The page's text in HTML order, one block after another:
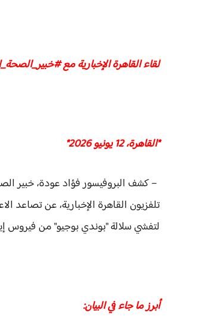
لقاء القاهرة الإخبارية مع
*القاهرة، 12 يونيو 2026*
– كشف البروفيسور فؤاد عودة، خبير
تلفزيون القاهرة الإخبارية، عن تصاعد
لتفشي سلالة "بوندي بوجيو" من فيروس
أبرز ما جاء في البيان: